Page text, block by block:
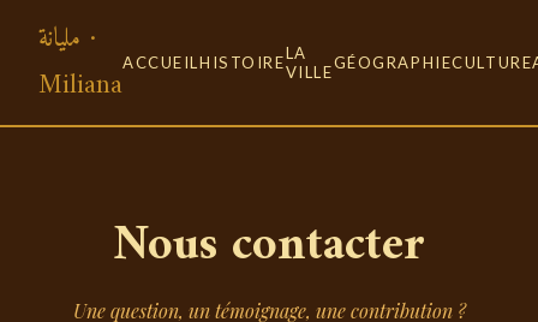
مليانة ·
MilianaACCUEILHISTOIRELA
VILLEGÉOGRAPHIECULTURE
Nous contacter
Une question, un témoignage, une contribution ?